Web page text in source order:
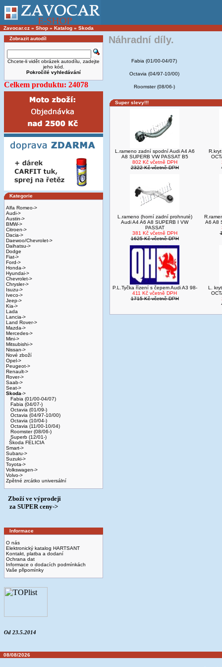
Zavocar.cz » Shop » Katalog » Skoda
Zobrazit autodíl
Chcete-li vidět obrázek autodílu, zadejte
jeho kód.
Pokročilé vyhledávání
Celkem produktu: 24078
Kategorie
Alfa Romeo->
Audi->
Austin->
BMW->
Citroen->
Dacia->
Daewoo/Chevrolet->
Daihatsu->
Dodge
Fiat->
Ford->
Honda->
Hyundai->
Chevrolet->
Chrysler->
Isuzu->
Iveco->
Jeep->
Kia->
Lada
Lancia->
Land Rover->
Mazda->
Mercedes->
Mini->
Mitsubishi->
Nissan->
Nové zboží
Opel->
Peugeot->
Renault->
Rover->
Saab->
Seat->
Skoda->
Fabia (01/00-04/07)
Fabia (04/07-)
Octavia (01/09-)
Octavia (04/97-10/00)
Octavia (10/04-)
Octavia (11/00-10/04)
Roomster (08/06-)
Superb (12/01-)
Škoda FELICIA
Smart->
Subaru->
Suzuki->
Toyota->
Volkswagen->
Volvo->
Zpětné zrcátko universální
Zboží ve výprodeji
­ za SUPER ceny->
Informace
O nás
Elektronický katalog HARTSANT
Kontakt, platba a dodaní
Ochrana dat
Informace o dodacích podmínkách
Vaše připomínky
Od 23.5.2014
Náhradní díly.
Fabia (01/00-04/07)
Octavia (04/97-10/00)
Roomster (08/06-)
Super slevy!!!
L.rameno zadní spodní Audi A4 A6
A8 SUPERB VW PASSAT B5
802 Kč včetně DPH
2322 Kč včetně DPH
L.rameno (horní zadní prohnuté)
Audi A4 A6 A8 SUPERB I VW
PASSAT
381 Kč včetně DPH
1625 Kč včetně DPH
A6 A8
P.L.Tyčka řízení s čepem Audi A3 98-
411 Kč včetně DPH
1715 Kč včetně DPH
L.
08/08/2026